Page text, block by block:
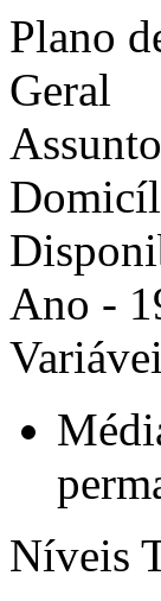
Plano
Geral
Assunto
Ano -
Níveis